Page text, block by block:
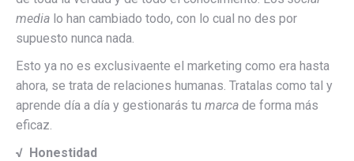
media lo han cambiado todo, con lo cual no des por
supuesto nunca nada.
Esto ya no es exclusivaente el marketing como era hasta
ahora, se trata de relaciones humanas. Tratalas como tal y
aprende día a día y gestionarás tu marca de forma más
eficaz.
√ Honestidad